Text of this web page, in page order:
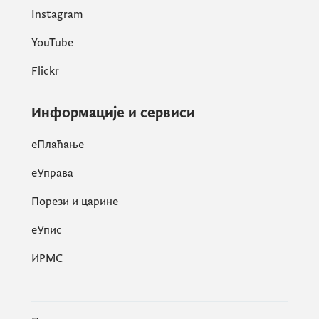
Instagram
YouTube
Flickr
Информације и сервиси
eПлаћање
еУправа
Порези и царине
eУпис
ИРМС